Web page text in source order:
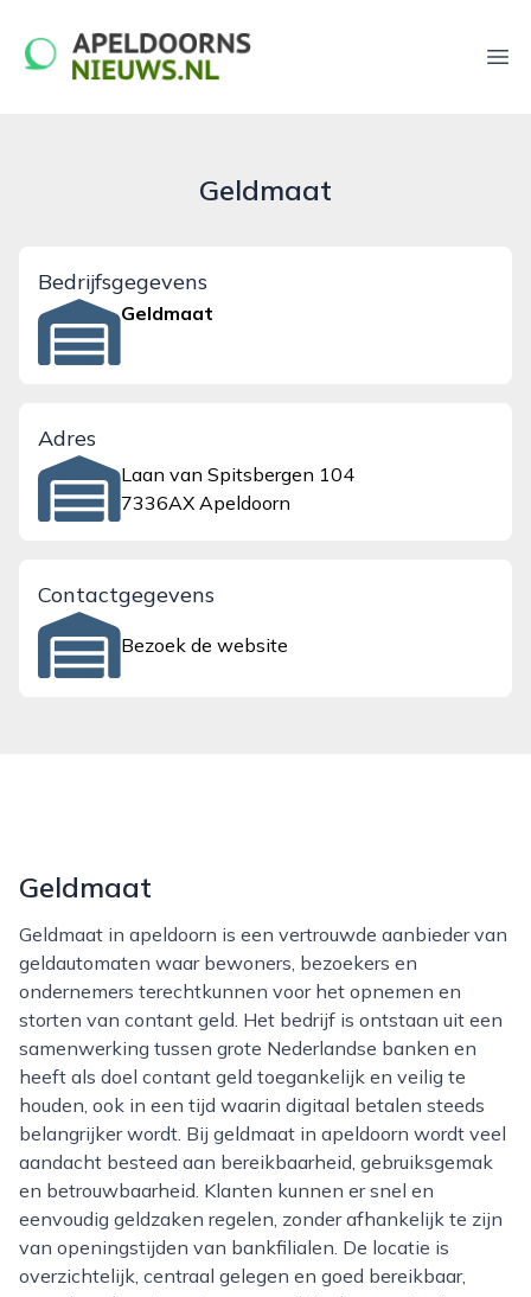
apeldoornsnieuws.nl
Geldmaat
Bedrijfsgegevens
Geldmaat
Adres
Laan van Spitsbergen 104
7336AX Apeldoorn
Contactgegevens
Bezoek de website
Geldmaat
Geldmaat in apeldoorn is een vertrouwde aanbieder van
geldautomaten waar bewoners, bezoekers en
ondernemers terechtkunnen voor het opnemen en
storten van contant geld. Het bedrijf is ontstaan uit een
samenwerking tussen grote Nederlandse banken en
heeft als doel contant geld toegankelijk en veilig te
houden, ook in een tijd waarin digitaal betalen steeds
belangrijker wordt. Bij geldmaat in apeldoorn wordt veel
aandacht besteed aan bereikbaarheid, gebruiksgemak
en betrouwbaarheid. Klanten kunnen er snel en
eenvoudig geldzaken regelen, zonder afhankelijk te zijn
van openingstijden van bankfilialen. De locatie is
overzichtelijk, centraal gelegen en goed bereikbaar,